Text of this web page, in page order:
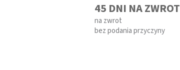
45 DNI NA ZWROT
na zwrot
bez podania przyczyny